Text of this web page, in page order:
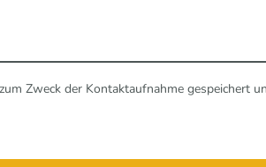
Zweck der Kontaktaufnahme gespeichert